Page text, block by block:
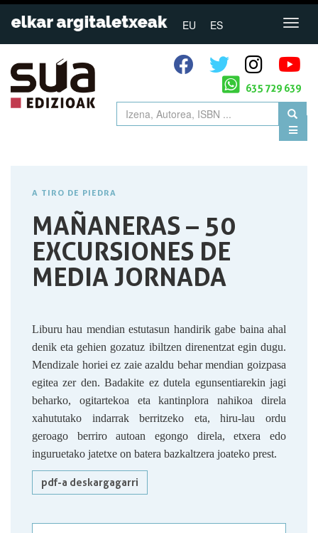
EU ES
635 729 639
A TIRO DE PIEDRA
MAÑANERAS – 50
EXCURSIONES DE
MEDIA JORNADA
Liburu hau mendian estutasun handirik gabe baina ahal
denik eta gehien gozatuz ibiltzen direnentzat egin dugu.
Mendizale horiei ez zaie azaldu behar mendian goizpasa
egitea zer den. Badakite ez dutela egunsentiarekin jagi
beharko, ogitartekoa eta kantinplora nahikoa direla
xahututako indarrak berritzeko eta, hiru-lau ordu
geroago berriro autoan egongo direla, etxera edo
inguruetako jatetxe on batera bazkaltzera joateko prest.
pdf-a deskargagarri